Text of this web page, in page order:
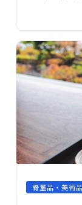
骨董品・美術品